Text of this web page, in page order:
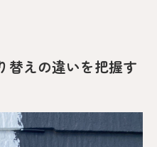
替えの違いを把握す